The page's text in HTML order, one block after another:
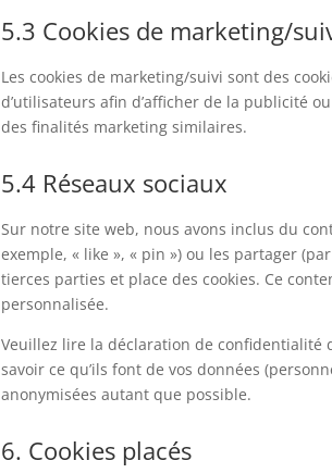
5.3 Cookies de marketing/
Les cookies de marketing/suivi sont des
d’utilisateurs afin d’afficher de la publicité
des finalités marketing similaires.
5.4 Réseaux sociaux
Sur notre site web, nous avons inclus du
exemple, « like », « pin ») ou les partager
tierces parties et place des cookies. Ce
personnalisée.
Veuillez lire la déclaration de confidentialité
savoir ce qu’ils font de vos données
anonymisées autant que possible.
6. Cookies placés